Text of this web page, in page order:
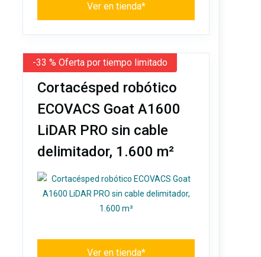
Ver en tienda*
-33 % Oferta por tiempo limitado
Cortacésped robótico
ECOVACS Goat A1600
LiDAR PRO sin cable
delimitador, 1.600 m²
Ver en tienda*